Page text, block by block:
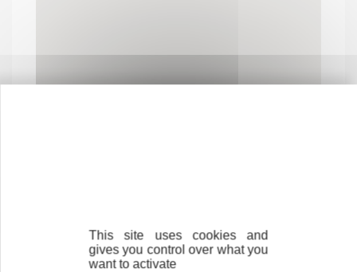
This site uses cookies and
gives you control over what you
want to activate